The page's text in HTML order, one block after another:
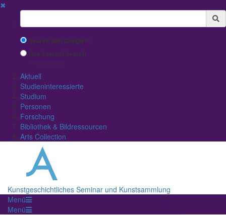
✖
Suchbegriff
Search with Google™
Use Internal Search
(limited result quality)
Aktuell
Studieninteressierte
Studium
Personen
Forschung
Bibliothek & Bildressourcen
Arts Collection
Kunstgeschichtliches Seminar und Kunstsammlung
Menü
Menü